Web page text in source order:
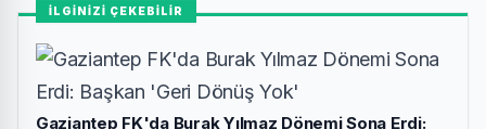
İLGİNİZİ ÇEKEBİLİR
Gaziantep FK'da Burak Yılmaz Dönemi Sona Erdi: